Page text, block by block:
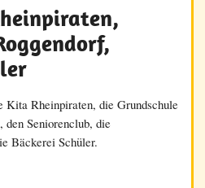
Kita Rheinpiraten, die Grundschule
den Seniorenclub, die
Bäckerei Schüler.